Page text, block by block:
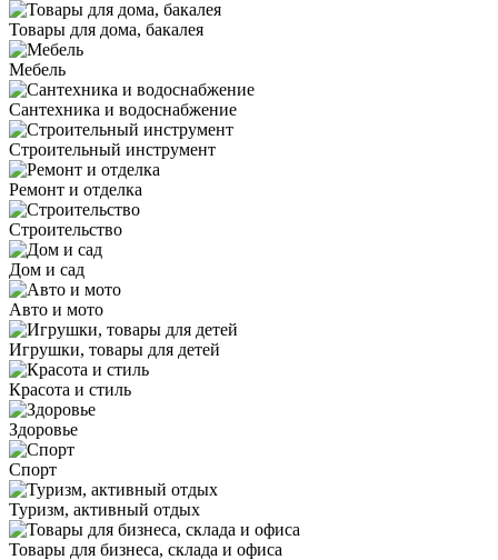
Товары для дома, бакалея
Мебель
Сантехника и водоснабжение
Строительный инструмент
Ремонт и отделка
Строительство
Дом и сад
Авто и мото
Игрушки, товары для детей
Красота и стиль
Здоровье
Спорт
Туризм, активный отдых
Товары для бизнеса, склада и офиса